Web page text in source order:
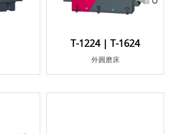
T-1224 | T-1624
外圓磨床